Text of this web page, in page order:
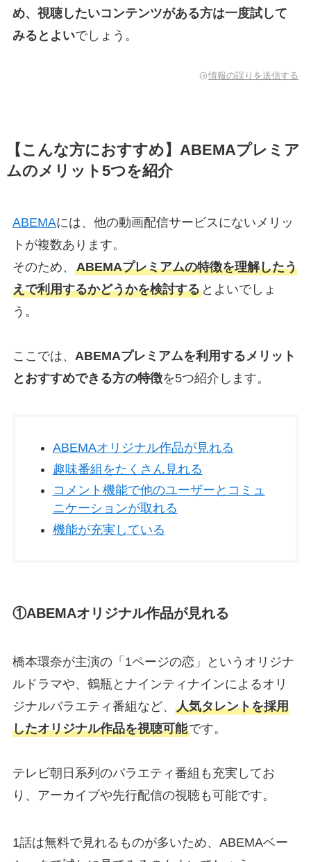
め、視聴したいコンテンツがある方は一度試して
みるとよいでしょう。
情報の誤りを送信する
【こんな方におすすめ】ABEMAプレミア
ムのメリット5つを紹介
ABEMAには、他の動画配信サービスにないメリッ
トが複数あります。
そのため、 ABEMAプレミアムの特徴を理解したう
えで利用するかどうかを検討するとよいでしょ
う。
ここでは、 ABEMAプレミアムを利用するメリット
とおすすめできる方の特徴を5つ紹介します。
ABEMAオリジナル作品が見れる
趣味番組をたくさん見れる
コメント機能で他のユーザーとコミュ
ニケーションが取れる
機能が充実している
①ABEMAオリジナル作品が見れる
橋本環奈が主演の「1ページの恋」というオリジナ
ルドラマや、鶴瓶とナインティナインによるオリ
ジナルバラエティ番組など、 人気タレントを採用
したオリジナル作品を視聴可能です。
テレビ朝日系列のバラエティ番組も充実してお
り、アーカイブや先行配信の視聴も可能です。
1話は無料で見れるものが多いため、ABEMAベー